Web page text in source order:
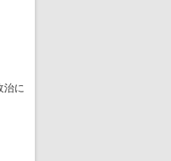
治に